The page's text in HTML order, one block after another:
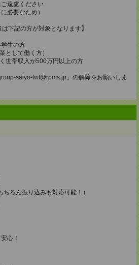
遠慮ください
必要なため）
下記の方が対象となります】
生の方
として働く方）
世帯収入が500万円以上の方
saiyo-twt@rpms.jp」の解除をお願いしま
ろん振り込みも対応可能！）
心！